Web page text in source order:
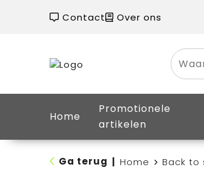
Contact Over ons
Home
Promotionele
artikelen
Ga terug Home Back to